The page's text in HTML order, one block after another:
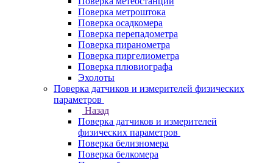
Поверка метроштока
Поверка осадкомера
Поверка перепадометра
Поверка пиранометра
Поверка пиргелиометра
Поверка плювиографа
Эхолоты
Поверка датчиков и измерителей физических
параметров
Назад
Поверка датчиков и измерителей
физических параметров
Поверка белизномера
Поверка белкомера